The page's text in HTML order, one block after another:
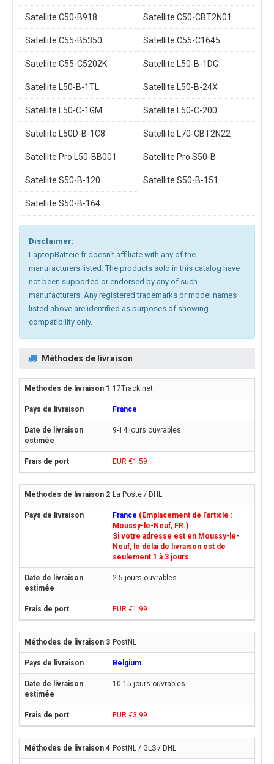
Satellite C50-B918 Satellite C50-CBT2N01
Satellite C55-B5350 Satellite C55-C1645
Satellite C55-C5202K Satellite L50-B-1DG
Satellite L50-B-1TL Satellite L50-B-24X
Satellite L50-C-1GM Satellite L50-C-200
Satellite L50D-B-1C8 Satellite L70-CBT2N22
Satellite Pro L50-BB001 Satellite Pro S50-B
Satellite S50-B-120 Satellite S50-B-151
Satellite S50-B-164
Disclaimer:
LaptopBatteie.fr doesn't affiliate with any of the
manufacturers listed. The products sold in this catalog have
not been supported or endorsed by any of such
manufacturers. Any registered trademarks or model names
listed above are identified as purposes of showing
compatibility only.
Méthodes de livraison
17Track.net
France
9-14 jours ouvrables
EUR €1.59
La Poste / DHL
France (Emplacement de l'article :
Moussy-le-Neuf, FR.)
Si votre adresse est en Moussy-le-
Neuf, le délai de livraison est de
seulement 1 à 3 jours.
2-5 jours ouvrables
EUR €1.99
PostNL
Belgium
10-15 jours ouvrables
EUR €3.99
PostNL / GLS / DHL